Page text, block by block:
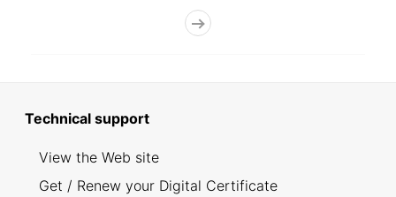
Technical support
View the Web site
Get / Renew your Digital Certificate